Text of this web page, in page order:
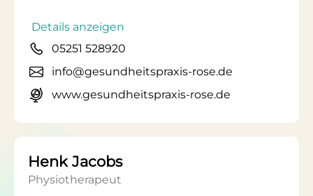
Details anzeigen
05251 528920
info@gesundheitspraxis-rose.de
www.gesundheitspraxis-rose.de
Henk Jacobs
Physiotherapeut